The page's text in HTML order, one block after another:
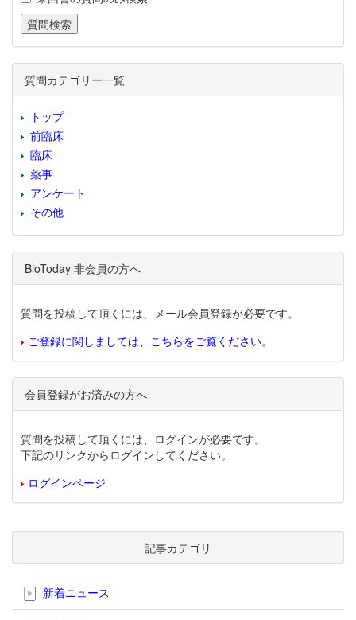
質問カテゴリー一覧
トップ
前臨床
臨床
薬事
アンケート
その他
BioToday 非会員の方へ
質問を投稿して頂くには、メール会員登録が必要です。
ご登録に関しましては、こちらをご覧ください。
会員登録がお済みの方へ
質問を投稿して頂くには、ログインが必要です。
下記のリンクからログインしてください。
ログインページ
記事カテゴリ
新着ニュース